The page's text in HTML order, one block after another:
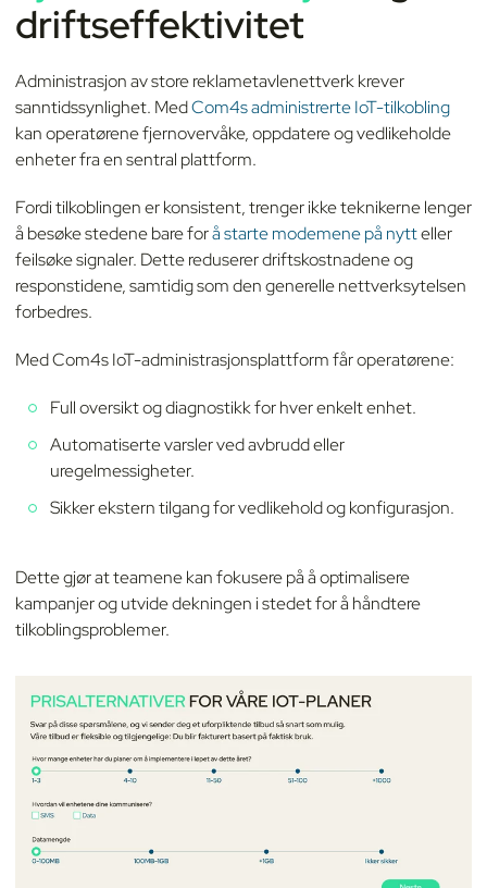
driftseffektivitet
Administrasjon av store reklametavlenettverk krever
sanntidssynlighet. MedCom4s administrerte IoT-tilkobling
kan operatørene fjernovervåke, oppdatere og vedlikeholde
enheter fra en sentral plattform.
Fordi tilkoblingen er konsistent, trenger ikke teknikerne lenger
å besøke stedene bare forå starte modemene på nytteller
feilsøke signaler. Dette reduserer driftskostnadene og
responstidene, samtidig som den generelle nettverksytelsen
forbedres.
Med Com4s IoT-administrasjonsplattform får operatørene:
Full oversikt og diagnostikk for hver enkelt enhet.
Automatiserte varsler ved avbrudd eller
uregelmessigheter.
Sikker ekstern tilgang for vedlikehold og konfigurasjon.
Dette gjør at teamene kan fokusere på å optimalisere
kampanjer og utvide dekningen i stedet for å håndtere
tilkoblingsproblemer.